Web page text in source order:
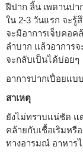
ฝีปาก ลิ้น เพดานปา
ใน 2-3 วันแรก จะ
จะมีอาการเจ็บคอค
ลำบาก แล้วอาการ
จะกลับเป็นได้บ่อยๆ
อาการปากเปื่อยแบ
สาเหตุ
ยังไม่ทราบแน่ชัด แ
คล้ายกับเชื้อเริมหรื
ทางอารมณ์ อาหาร